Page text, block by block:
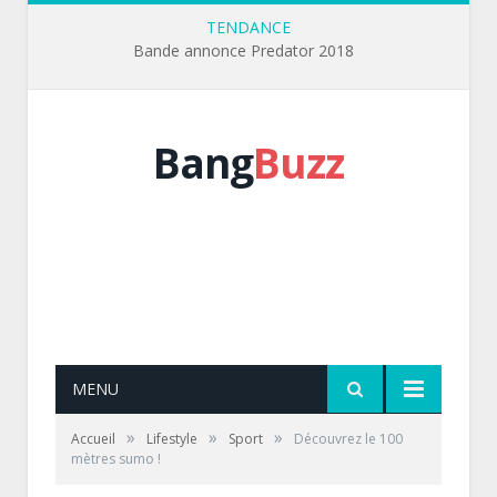
TENDANCE
Bande annonce Predator 2018
BangBuzz
MENU
Accueil » Lifestyle » Sport »
Découvrez le 100
mètres sumo !